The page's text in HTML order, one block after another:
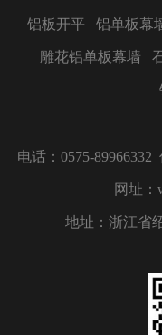
铝板开平 铝单板幕
雕花铝单板幕墙
电话：0575-89966332
网址：
地址：浙江省